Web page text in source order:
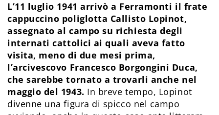
L’11 luglio 1941 arrivò a Ferramonti il frate
cappuccino poliglotta Callisto Lopinot,
assegnato al campo su richiesta degli
internati cattolici ai quali aveva fatto
visita, meno di due mesi prima,
l’arcivescovo Francesco Borgongini Duca,
che sarebbe tornato a trovarli anche nel
maggio del 1943. In breve tempo, Lopinot
divenne una figura di spicco nel campo